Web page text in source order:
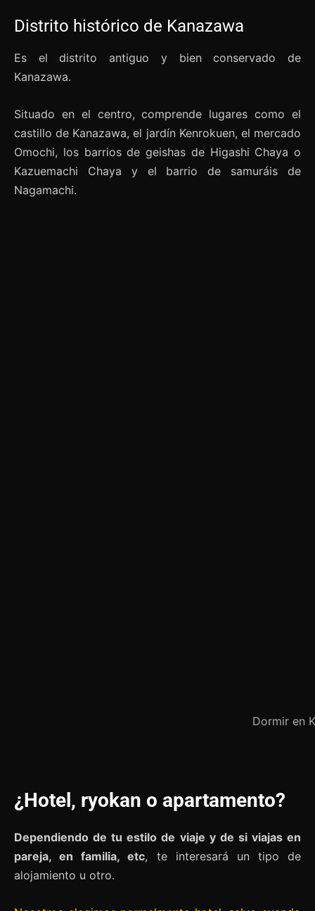
Distrito histórico de Kanazawa
Es el distrito antiguo y bien conservado de
Kanazawa.
Situado en el centro, comprende lugares como el
castillo de Kanazawa, el jardín Kenrokuen, el mercado
Omochi, los barrios de geishas de Higashi Chaya o
Kazuemachi Chaya y el barrio de samuráis de
Nagamachi.
Dormir en
¿Hotel, ryokan o apartamento?
Dependiendo de tu estilo de viaje y de si viajas en
pareja, en familia, etc, te interesará un tipo de
alojamiento u otro.